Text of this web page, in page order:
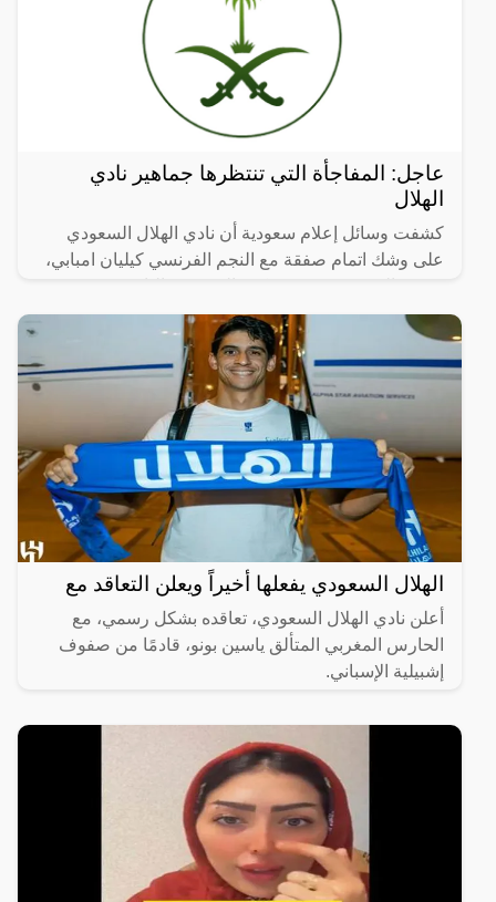
عاجل: المفاجأة التي تنتظرها جماهير نادي
الهلال
كشفت وسائل إعلام سعودية أن نادي الهلال السعودي
على وشك اتمام صفقة مع النجم الفرنسي كيليان امبابي،
الهلال السعودي يفعلها أخيراً ويعلن التعاقد مع
أعلن نادي الهلال السعودي، تعاقده بشكل رسمي، مع
الحارس المغربي المتألق ياسين بونو، قادمًا من صفوف
إشبيلية الإسباني.